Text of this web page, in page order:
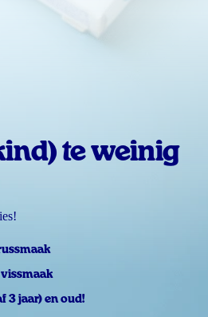
te weinig
3 jaar) en oud!